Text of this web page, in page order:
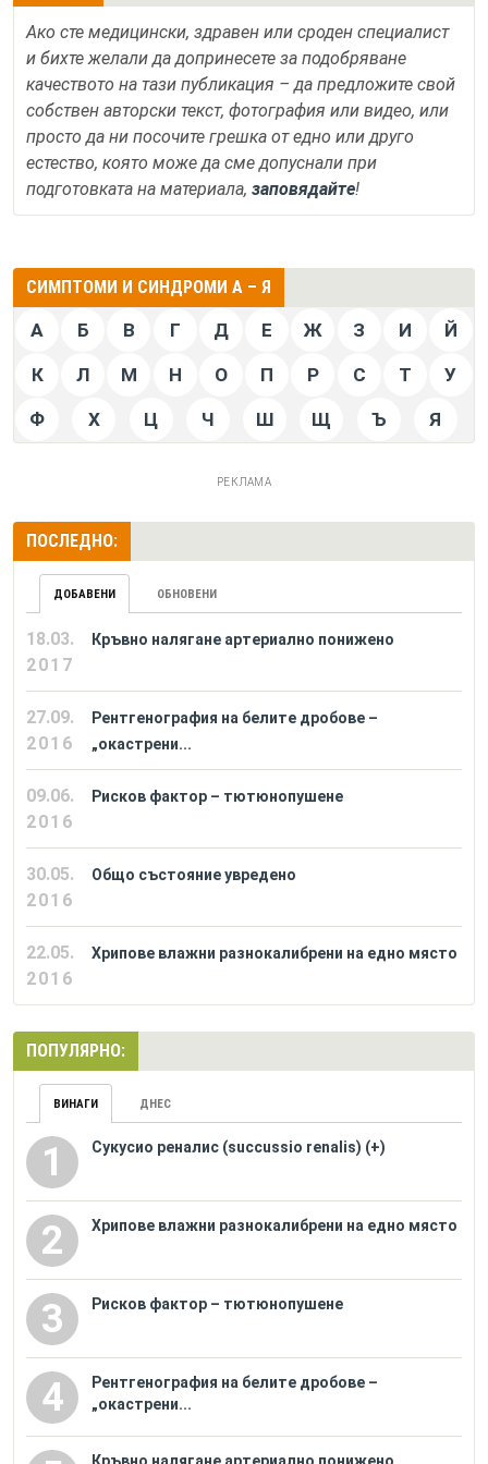
Ако сте медицински, здравен или сроден специалист
и бихте желали да допринесете за подобряване
качеството на тази публикация – да предложите свой
собствен авторски текст, фотография или видео, или
просто да ни посочите грешка от едно или друго
естество, която може да сме допуснали при
подготовката на материала, заповядайте!
СИМПТОМИ И СИНДРОМИ А – Я
А Б В Г Д Е Ж З И Й
К Л М Н О П Р С Т У
Ф Х Ц Ч Ш Щ Ъ Я
РЕКЛАМА
ПОСЛЕДНО:
ДОБАВЕНИ ОБНОВЕНИ
18.03.
2017
Кръвно налягане артериално понижено
27.09.
2016
Рентгенография на белите дробове –
„окастрени...
09.06.
2016
Рисков фактор – тютюнопушене
30.05.
2016
Общо състояние увредено
22.05.
2016
Хрипове влажни разнокалибрени на едно място
ПОПУЛЯРНО:
ВИНАГИ ДНЕС
1 Сукусио реналис (succussio renalis) (+)
2 Хрипове влажни разнокалибрени на едно място
3 Рисков фактор – тютюнопушене
4
Рентгенография на белите дробове –
„окастрени...